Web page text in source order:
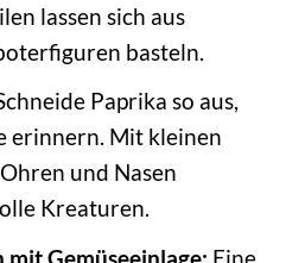
lassen sich aus
basteln.
Paprika so aus,
erinnern. Mit kleinen
und Nasen
Kreaturen.